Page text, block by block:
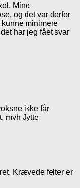
Mine
og det var derfor
minimere
har jeg fået svar
ikke får
mvh Jytte
Krævede felter er